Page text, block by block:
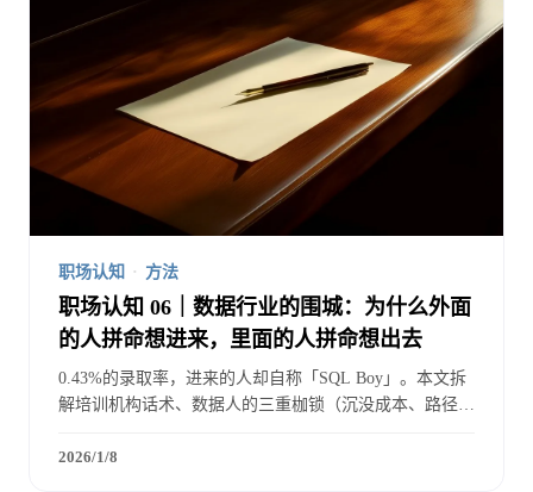
职场认知 · 方法
职场认知 06｜数据行业的围城：为什么外面
的人拼命想进来，里面的人拼命想出去
0.43%的录取率，进来的人却自称「SQL Boy」。本文拆
解培训机构话术、数据人的三重枷锁（沉没成本、路径依
的认知重构路径。
2026/1/8